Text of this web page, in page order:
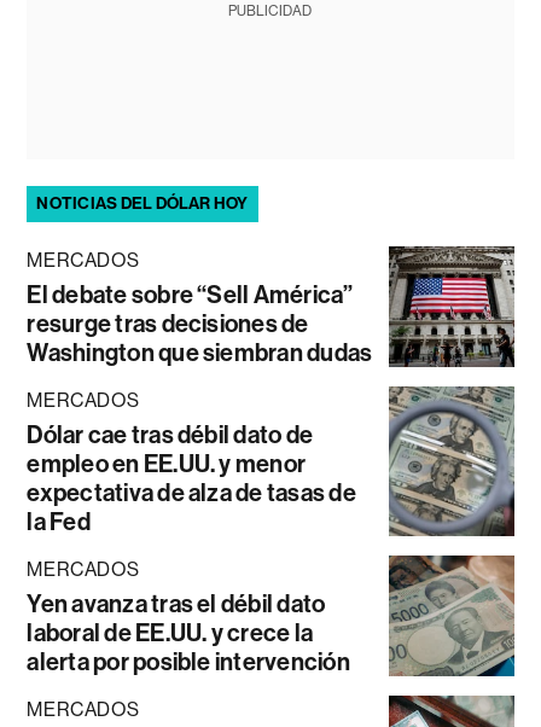
PUBLICIDAD
NOTICIAS DEL DÓLAR HOY
MERCADOS
El debate sobre “Sell América”
resurge tras decisiones de
Washington que siembran dudas
MERCADOS
Dólar cae tras débil dato de
empleo en EE.UU. y menor
expectativa de alza de tasas de
la Fed
MERCADOS
Yen avanza tras el débil dato
laboral de EE.UU. y crece la
alerta por posible intervención
MERCADOS